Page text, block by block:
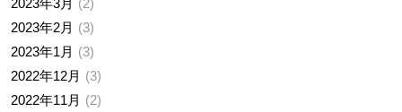
2023年3月
2
2023年2月
3
2023年1月
3
2022年12月
3
2022年11月
2